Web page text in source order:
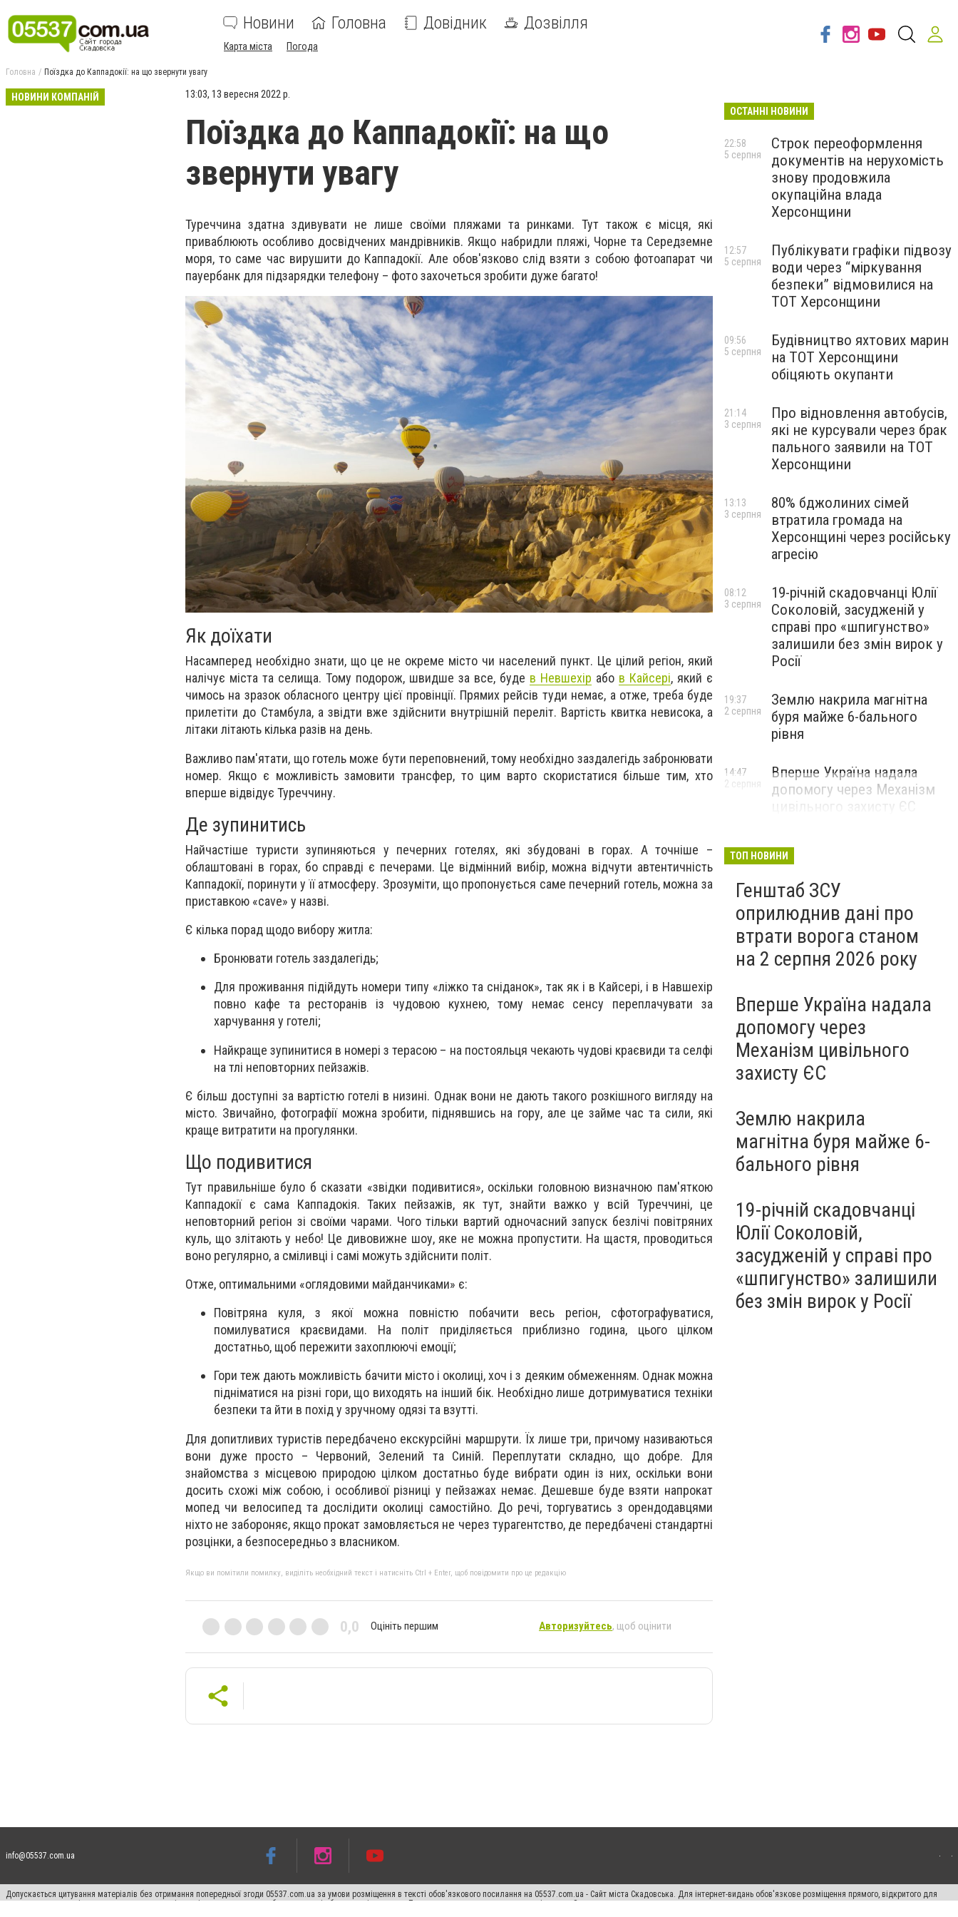
Новини Головна Довідник Дозвілля
Карта міста Погода
Головна Поїздка до Каппадокії: на що звернути увагу
НОВИНИ КОМПАНІЙ 13:03, 13 вересня 2022 р.
Поїздка до Каппадокії: на що
звернути увагу
Туреччина здатна здивувати не лише своїми пляжами та ринками. Тут також є місця, які
приваблюють особливо досвідчених мандрівників. Якщо набридли пляжі, Чорне та Середземне
моря, то саме час вирушити до Каппадокії. Але обов'язково слід взяти з собою фотоапарат чи
пауербанк для підзарядки телефону – фото захочеться зробити дуже багато!
Як доїхати
Насамперед необхідно знати, що це не окреме місто чи населений пункт. Це цілий регіон, який
налічує міста та селища. Тому подорож, швидше за все, буде в Невшехір або в Кайсері, який є
чимось на зразок обласного центру цієї провінції. Прямих рейсів туди немає, а отже, треба буде
прилетіти до Стамбула, а звідти вже здійснити внутрішній переліт. Вартість квитка невисока, а
літаки літають кілька разів на день.
Важливо пам'ятати, що готель може бути переповнений, тому необхідно заздалегідь забронювати
номер. Якщо є можливість замовити трансфер, то цим варто скористатися більше тим, хто
вперше відвідує Туреччину.
Де зупинитись
Найчастіше туристи зупиняються у печерних готелях, які збудовані в горах. А точніше –
облаштовані в горах, бо справді є печерами. Це відмінний вибір, можна відчути автентичність
Каппадокії, поринути у її атмосферу. Зрозуміти, що пропонується саме печерний готель, можна за
приставкою «cave» у назві.
Є кілька порад щодо вибору житла:
Бронювати готель заздалегідь;
Для проживання підійдуть номери типу «ліжко та сніданок», так як і в Кайсері, і в Навшехір
повно кафе та ресторанів із чудовою кухнею, тому немає сенсу переплачувати за
харчування у готелі;
Найкраще зупинитися в номері з терасою – на постояльця чекають чудові краєвиди та селфі
на тлі неповторних пейзажів.
Є більш доступні за вартістю готелі в низині. Однак вони не дають такого розкішного вигляду на
місто. Звичайно, фотографії можна зробити, піднявшись на гору, але це займе час та сили, які
краще витратити на прогулянки.
Що подивитися
Тут правильніше було б сказати «звідки подивитися», оскільки головною визначною пам'яткою
Каппадокії є сама Каппадокія. Таких пейзажів, як тут, знайти важко у всій Туреччині, це
неповторний регіон зі своїми чарами. Чого тільки вартий одночасний запуск безлічі повітряних
куль, що злітають у небо! Це дивовижне шоу, яке не можна пропустити. На щастя, проводиться
воно регулярно, а сміливці і самі можуть здійснити політ.
Отже, оптимальними «оглядовими майданчиками» є:
Повітряна куля, з якої можна повністю побачити весь регіон, сфотографуватися,
помилуватися краєвидами. На політ приділяється приблизно година, цього цілком
достатньо, щоб пережити захоплюючі емоції;
Гори теж дають можливість бачити місто і околиці, хоч і з деяким обмеженням. Однак можна
підніматися на різні гори, що виходять на інший бік. Необхідно лише дотримуватися техніки
безпеки та йти в похід у зручному одязі та взутті.
Для допитливих туристів передбачено екскурсійні маршрути. Їх лише три, причому називаються
вони дуже просто – Червоний, Зелений та Синій. Переплутати складно, що добре. Для
знайомства з місцевою природою цілком достатньо буде вибрати один із них, оскільки вони
досить схожі між собою, і особливої ​​різниці у пейзажах немає. Дешевше буде взяти напрокат
мопед чи велосипед та дослідити околиці самостійно. До речі, торгуватись з орендодавцями
ніхто не забороняє, якщо прокат замовляється не через турагентство, де передбачені стандартні
розцінки, а безпосередньо з власником.
Якщо ви помітили помилку, виділіть необхідний текст і натисніть Ctrl + Enter, щоб повідомити про це редакцію
0,0 Оцініть першим Авторизуйтесь, щоб оцінити
ОСТАННІ НОВИНИ
Строк переоформлення
документів на нерухомість
знову продовжила
окупаційна влада
Херсонщини
22:58
5 серпня
Публікувати графіки підвозу
води через “міркування
безпеки” відмовилися на
ТОТ Херсонщини
12:57
5 серпня
Будівництво яхтових марин
на ТОТ Херсонщини
обіцяють окупанти
09:56
5 серпня
Про відновлення автобусів,
які не курсували через брак
пального заявили на ТОТ
Херсонщини
21:14
3 серпня
80% бджолиних сімей
втратила громада на
Херсонщині через російську
агресію
13:13
3 серпня
19-річній скадовчанці Юлії
Соколовій, засудженій у
справі про «шпигунство»
залишили без змін вирок у
Росії
08:12
3 серпня
Землю накрила магнітна
буря майже 6-бального
рівня
19:37
2 серпня
Вперше Україна надала
допомогу через Механізм
цивільного захисту ЄС
14:47
2 серпня
ТОП НОВИНИ
Генштаб ЗСУ
оприлюднив дані про
втрати ворога станом
на 2 серпня 2026 року
Вперше Україна надала
допомогу через
Механізм цивільного
захисту ЄС
Землю накрила
магнітна буря майже 6-
бального рівня
19-річній скадовчанці
Юлії Соколовій,
засудженій у справі про
«шпигунство» залишили
без змін вирок у Росії
info@05537.com.ua
Допускається цитування матеріалів без отримання попередньої згоди 05537.com.ua за умови розміщення в тексті обов'язкового посилання на 05537.com.ua - Сайт міста Скадовська. Для інтернет-видань обов'язкове розміщення прямого, відкритого для
пошукових систем гіперпосилання на цитовані статті не нижче другого абзацу в тексті або в якості джерела. Порушення виняткових прав переслідується Законом.